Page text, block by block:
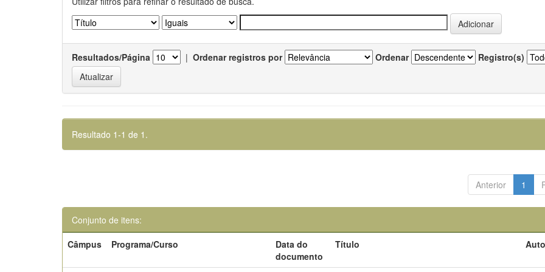
Resultados/Página | Ordenar registros por Ordenar Registro(s)
Resultado 1-1 de 1.
Anterior 1
Conjunto de itens:
Câmpus
Programa/Curso
Data do
documento
Título